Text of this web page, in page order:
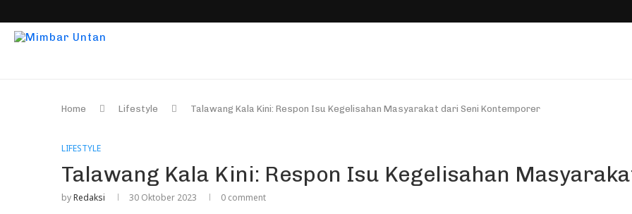
Home Lifestyle Talawang Kala Kini: Respon Isu Kegelisahan Masyarakat dari Seni Kontemporer
LIFESTYLE
Talawang Kala Kini: Respon Isu Kegelisahan
byRedaksi 30 Oktober 2023 0 comment